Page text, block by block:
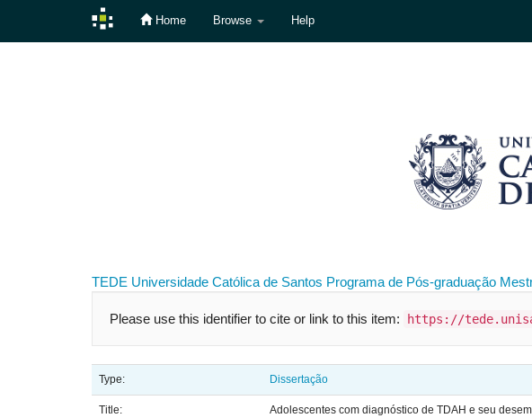
Home Browse Help
TEDE Universidade Católica de Santos Programa de Pós-graduação
Please use this identifier to cite or link to this item: https://
Type: Dissertação
Title: Adolescentes com diagnóstico de TDAH e seu